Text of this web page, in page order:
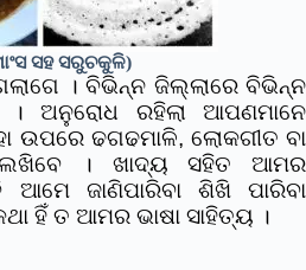
ସହ ସରୁଚକୁଳି)
। ବିଭିନ୍ନ ଜିଲ୍ଲାରେ ବିଭିନ୍ନ
। ଅନୁରୋଧ ରହିଲା ଆପଣମାନେ
ଉପରେ ଢଗଢମାଳି, ଲୋକଗୀତ ବା
। ଖାଦ୍ୟ ସହିତ ଆମର
ଆମେ ଜାଣିପାରିବା ଶିଖି ପାରିବା
ହିଁ ତ ଆମର ଭାଷା ସାହିତ୍ୟ ।